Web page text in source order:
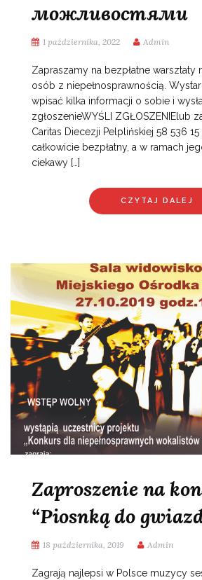
можливостями
1 października, 2022 Admin
Zapraszamy na bezpłatne warsztaty
osób z niepełnosprawnością.
wpisać kilka informacji o sobie i
zgłoszenieWYŚLI ZGŁOSZENIElub
Caritas Diecezji Pelplińskiej 58 536
całkowicie bezpłatny, a w ramach
ciekawy […]
CZYTAJ DALEJ
Zaproszenie na
“Piosnką do
18 października, 2019 Admin
Zagrają najlepsi w Polsce muzycy